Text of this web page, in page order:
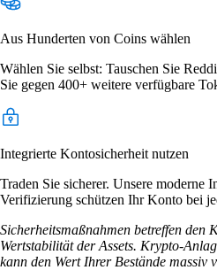
Aus Hunderten von Coins wählen
Wählen Sie selbst: Tauschen Sie
Sie gegen 400+ weitere verfügbare
Integrierte Kontosicherheit nutzen
Traden Sie sicherer. Unsere moderne
Verifizierung schützen Ihr Konto bei
Sicherheitsmaßnahmen betreffen den
Wertstabilität der Assets. Krypto-
kann den Wert Ihrer Bestände massiv